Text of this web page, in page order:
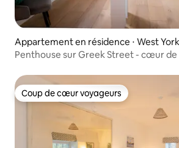
Appartement en résidence ⋅ West
Penthouse sur Greek Street - cœur de
Coup de cœur voyageurs
Coup de cœur voyageurs